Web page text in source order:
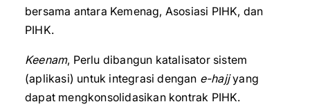
bersama antara Kemenag, Asosiasi PIHK, dan
PIHK.
Keenam, Perlu dibangun katalisator sistem
(aplikasi) untuk integrasi dengan e-hajjyang
dapat mengkonsolidasikan kontrak PIHK.